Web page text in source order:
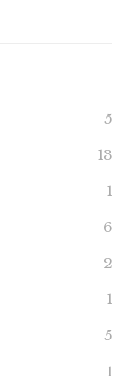
5
13
1
6
2
1
5
1